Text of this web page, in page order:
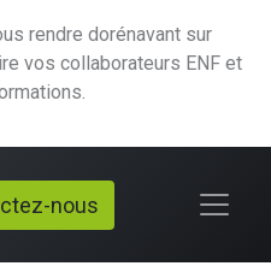
rendre dorénavant sur
vos collaborateurs ENF et
nous